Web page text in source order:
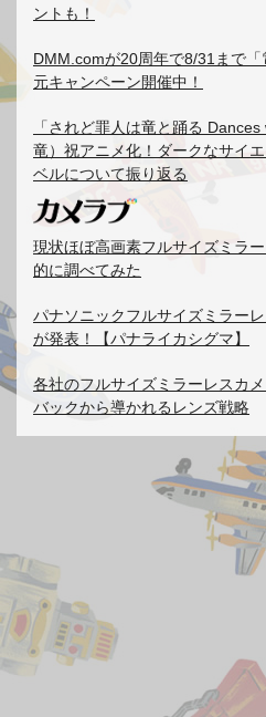
ントも！
DMM.comが20周年で8/31まで
元キャンペーン開催中！
「されど罪人は竜と踊る
竜）祝アニメ化！ダークなサイ
ベルについて振り返る
現状ほぼ高画素フルサイズミラ
的に調べてみた
パナソニックフルサイズミラー
が発表！【パナライカシグマ】
各社のフルサイズミラーレスカ
バックから導かれるレンズ戦略